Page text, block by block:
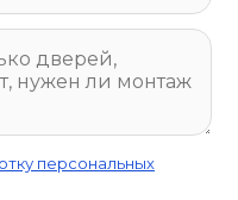
персональных